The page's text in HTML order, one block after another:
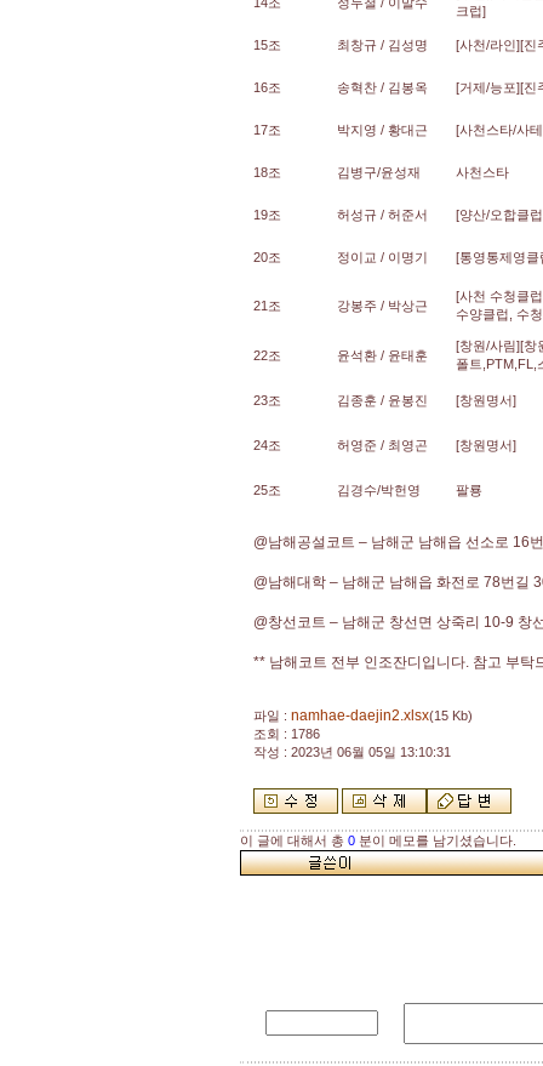
크럽]
15조 최창규 / 김성명 [사천/라인][진
16조 송혁찬 / 김봉옥 [거제/능포][진
17조 박지영 / 황대근 [사천스타/사
18조 김병구/윤성재 사천스타
19조 허성규 / 허준서 [양산/오합클
20조 정이교 / 이명기 [통영통제영클
21조 강봉주 / 박상근
[사천 수청클
수양클럽, 수
22조 윤석환 / 윤태훈
[창원/사림][창
폴트,PTM,FL,
23조 김종훈 / 윤봉진 [창원명서]
24조 허영준 / 최영곤 [창원명서]
25조 김경수/박헌영 팔룡
@남해공설코트 – 남해군 남해읍 선소로 16
@남해대학 – 남해군 남해읍 화전로 78번길
@창선코트 – 남해군 창선면 상죽리 10-9 창
** 남해코트 전부 인조잔디입니다. 참고 부탁
파일 : namhae-daejin2.xlsx(15 Kb)
조회 : 1786
작성 : 2023년 06월 05일 13:10:31
이 글에 대해서 총 0 분이 메모를 남기셨습니다.